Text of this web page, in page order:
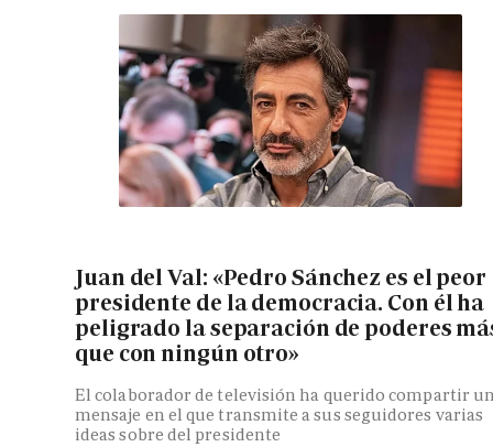
Juan del Val: «Pedro Sánchez es el peor
presidente de la democracia. Con él ha
peligrado la separación de poderes
que con ningún otro»
El colaborador de televisión ha querido compartir
mensaje en el que transmite a sus seguidores varias
ideas sobre del presidente